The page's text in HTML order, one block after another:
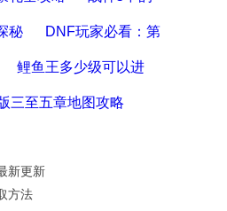
秘 DNF玩家必看：第
鲤鱼王多少级可以进
三至五章地图攻略
新更新
方法